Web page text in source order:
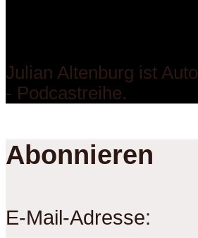
Julian Altenburg ist
- Podcastreihe.
Abonnieren
E-Mail-Adresse: